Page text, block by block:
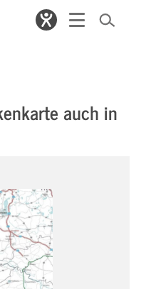
auch in